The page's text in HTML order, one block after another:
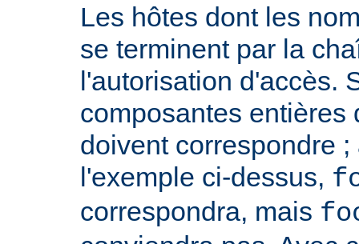
Les hôtes dont les
se terminent par la
l'autorisation d'accès.
composantes entières
doivent correspondre
l'exemple ci-dessus,
correspondra, mais